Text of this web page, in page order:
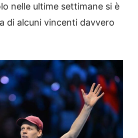
nelle ultime settimane si è
di alcuni vincenti davvero